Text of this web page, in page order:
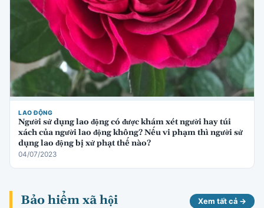
LAO ĐỘNG
Người sử dụng lao động có được khám xét người hay túi
xách của người lao động không? Nếu vi phạm thì người sử
dụng lao động bị xử phạt thế nào?
04/07/2023
Bảo hiểm xã hội Xem tất cả →